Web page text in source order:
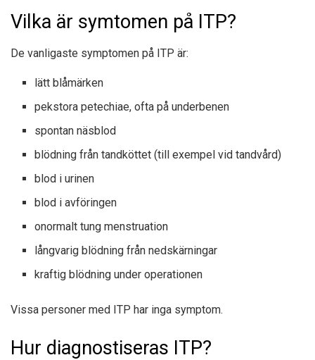
Vilka är symtomen på ITP?
De vanligaste symptomen på ITP är:
lätt blåmärken
pekstora petechiae, ofta på underbenen
spontan näsblod
blödning från tandköttet (till exempel vid tandvård)
blod i urinen
blod i avföringen
onormalt tung menstruation
långvarig blödning från nedskärningar
kraftig blödning under operationen
Vissa personer med ITP har inga symptom.
Hur diagnostiseras ITP?